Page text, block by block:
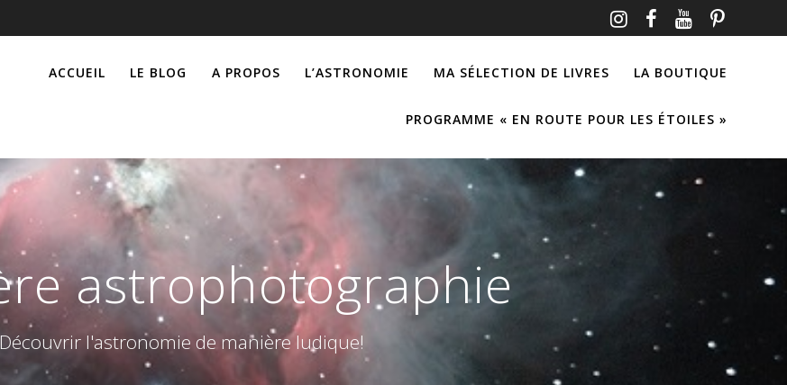
ACCUEIL LE BLOG A PROPOS L’ASTRONOMIE MA SÉLECTION DE LIVRES LA BOUTIQUE
PROGRAMME « EN ROUTE POUR LES ÉTOILES »
astrophotographie
Découvrir l'astronomie de manière ludique!